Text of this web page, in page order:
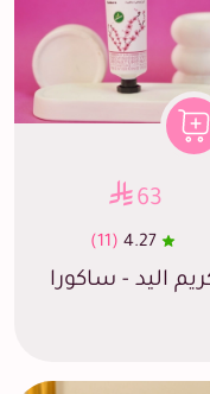
63
4.27
(11)
اليد - ساكورا